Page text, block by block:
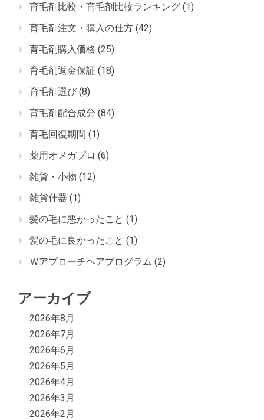
育毛剤比較・育毛剤比較ランキング (1)
育毛剤注文・購入の仕方 (42)
育毛剤購入価格 (25)
育毛剤返金保証 (18)
育毛剤選び (8)
育毛剤配合成分 (84)
育毛回復期間 (1)
薬用オメガプロ (6)
雑貨・小物 (12)
雑貨什器 (1)
髪の毛に悪かったこと (1)
髪の毛に良かったこと (1)
Ｗアプローチヘアプログラム (2)
アーカイブ
2026年8月
2026年7月
2026年6月
2026年5月
2026年4月
2026年3月
2026年2月